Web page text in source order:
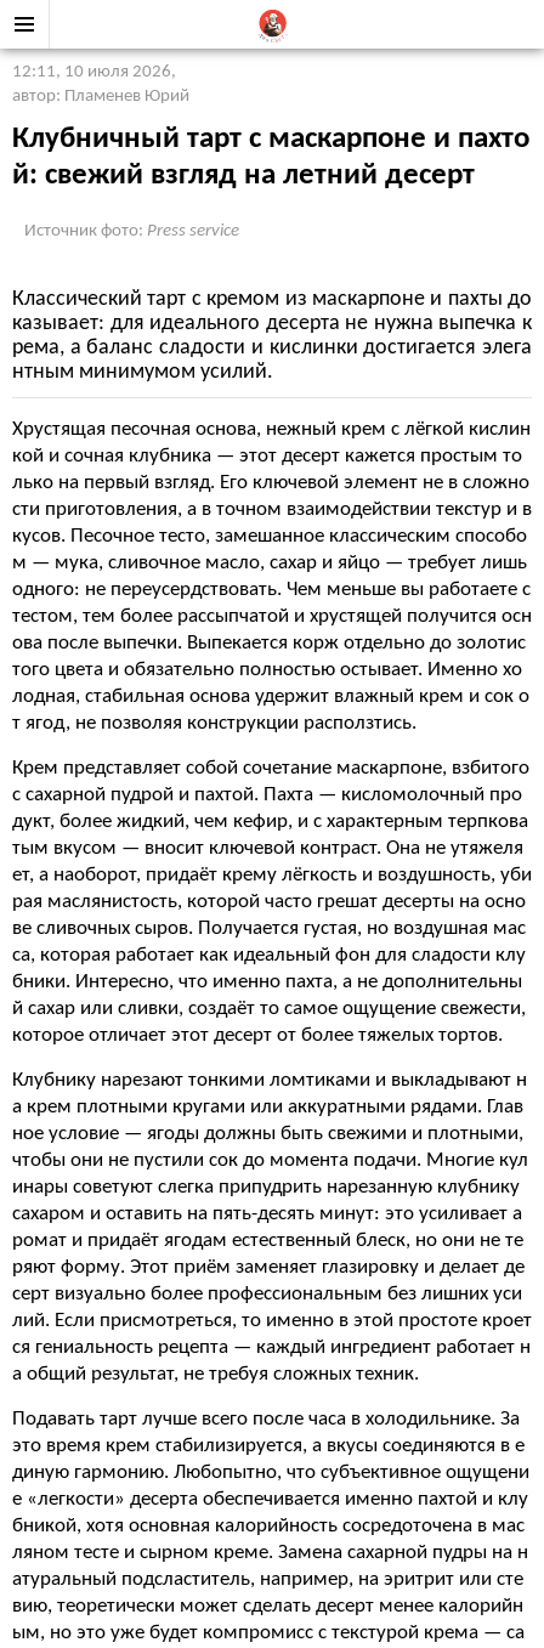
12:11, 10 июля 2026,
автор: Пламенев Юрий
Клубничный тарт с маскарпоне и пахто
й: свежий взгляд на летний десерт
Источник фото: Press service
Классический тарт с кремом из маскарпоне и пахты до
казывает: для идеального десерта не нужна выпечка к
рема, а баланс сладости и кислинки достигается элега
нтным минимумом усилий.
Хрустящая песочная основа, нежный крем с лёгкой кислин
кой и сочная клубника — этот десерт кажется простым то
лько на первый взгляд. Его ключевой элемент не в сложно
сти приготовления, а в точном взаимодействии текстур и в
кусов. Песочное тесто, замешанное классическим способо
м — мука, сливочное масло, сахар и яйцо — требует лишь
одного: не переусердствовать. Чем меньше вы работаете с
тестом, тем более рассыпчатой и хрустящей получится осн
ова после выпечки. Выпекается корж отдельно до золотис
того цвета и обязательно полностью остывает. Именно хо
лодная, стабильная основа удержит влажный крем и сок о
т ягод, не позволяя конструкции расползтись.
Крем представляет собой сочетание маскарпоне, взбитого
с сахарной пудрой и пахтой. Пахта — кисломолочный про
дукт, более жидкий, чем кефир, и с характерным терпкова
тым вкусом — вносит ключевой контраст. Она не утяжеля
ет, а наоборот, придаёт крему лёгкость и воздушность, уби
рая маслянистость, которой часто грешат десерты на осно
ве сливочных сыров. Получается густая, но воздушная мас
са, которая работает как идеальный фон для сладости клу
бники. Интересно, что именно пахта, а не дополнительны
й сахар или сливки, создаёт то самое ощущение свежести,
которое отличает этот десерт от более тяжелых тортов.
Клубнику нарезают тонкими ломтиками и выкладывают н
а крем плотными кругами или аккуратными рядами. Глав
ное условие — ягоды должны быть свежими и плотными,
чтобы они не пустили сок до момента подачи. Многие кул
инары советуют слегка припудрить нарезанную клубнику
сахаром и оставить на пять-десять минут: это усиливает а
ромат и придаёт ягодам естественный блеск, но они не те
ряют форму. Этот приём заменяет глазировку и делает де
серт визуально более профессиональным без лишних уси
лий. Если присмотреться, то именно в этой простоте кроет
ся гениальность рецепта — каждый ингредиент работает н
а общий результат, не требуя сложных техник.
Подавать тарт лучше всего после часа в холодильнике. За
это время крем стабилизируется, а вкусы соединяются в е
диную гармонию. Любопытно, что субъективное ощущени
е «легкости» десерта обеспечивается именно пахтой и клу
бникой, хотя основная калорийность сосредоточена в мас
ляном тесте и сырном креме. Замена сахарной пудры на н
атуральный подсластитель, например, на эритрит или сте
вию, теоретически может сделать десерт менее калорийн
ым, но это уже будет компромисс с текстурой крема — са